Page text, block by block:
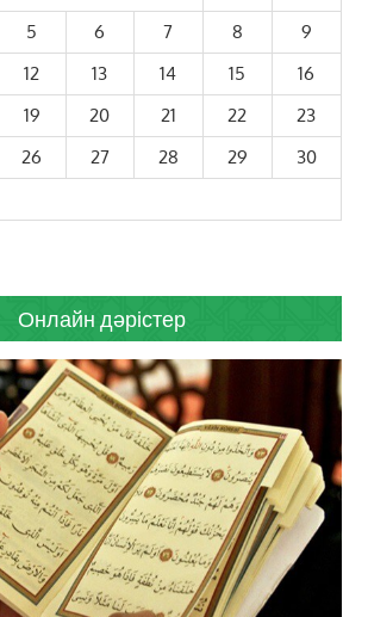
5 6 7 8
9
12 13 14 15
16
19 20 21 22
23
26 27 28 29
30
Онлайн дәрістер